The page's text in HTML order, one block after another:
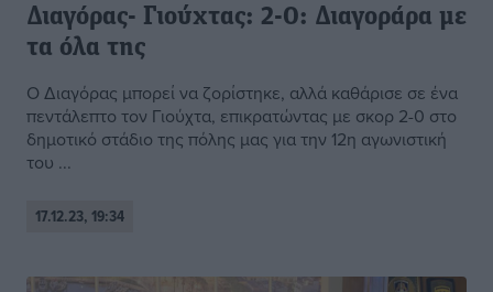
Διαγόρας- Γιούχτας: 2-0: Διαγοράρα με
τα όλα της
Ο Διαγόρας μπορεί να ζορίστηκε, αλλά καθάρισε σε ένα
πεντάλεπτο τον Γιούχτα, επικρατώντας με σκορ 2-0 στο
δημοτικό στάδιο της πόλης μας για την 12η αγωνιστική
του ...
17.12.23, 19:34